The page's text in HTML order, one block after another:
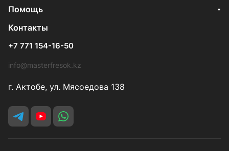
Помощь
Контакты
+7 771 154-16-50
info@masterfresok.kz
г. Актобе, ул. Мясоедова 138